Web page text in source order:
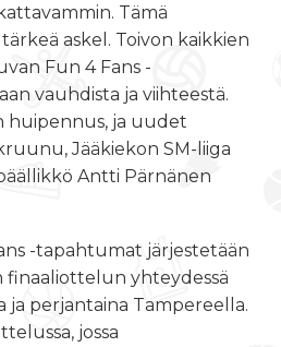
Tämä
askel. Toivon kaikkien
Fun 4 Fans -
vauhdista ja viihteestä.
huipennus, ja uudet
Jääkiekon SM-liiga
Antti Pärnänen
-tapahtumat järjestetään
finaaliottelun yhteydessä
ja perjantaina Tampereella.
jossa